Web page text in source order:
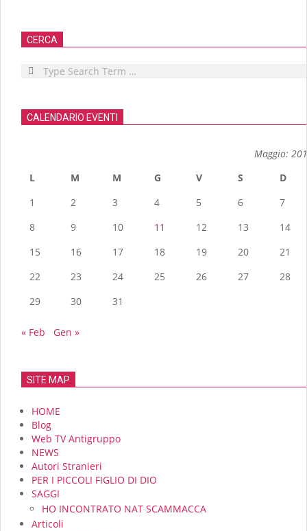
CERCA
Search
CALENDARIO EVENTI
Maggio:
L
M M G V S
D
1
2 3 4 5 6
7
8
9 10 11 12 13
14
15
16 17 18 19 20
21
22
23 24 25 26 27
28
29
30 31
« Feb Gen »
SITE MAP
HOME
Blog
Web TV Antigruppo
NEWS
Autori Stranieri
PER I PICCOLI FIGLIO DI DIO
SAGGI
HO INCONTRATO NAT SCAMMACCA
Articoli